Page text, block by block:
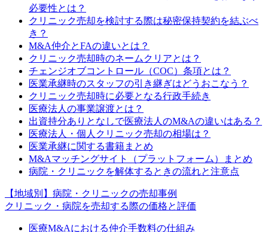
必要性とは？
クリニック売却を検討する際は秘密保持契約を結ぶべ
き？
M&A仲介とFAの違いとは？
クリニック売却時のネームクリアとは？
チェンジオブコントロール（COC）条項とは？
医業承継時のスタッフの引き継ぎはどうおこなう？
クリニック売却時に必要となる行政手続き
医療法人の事業譲渡とは？
出資持分ありとなしで医療法人のM&Aの違いはある？
医療法人・個人クリニック売却の相場は？
医業承継に関する書籍まとめ
M&Aマッチングサイト（プラットフォーム）まとめ
病院・クリニックを解体するときの流れと注意点
【地域別】病院・クリニックの売却事例
クリニック・病院を売却する際の価格と評価
医療M&Aにおける仲介手数料の仕組み